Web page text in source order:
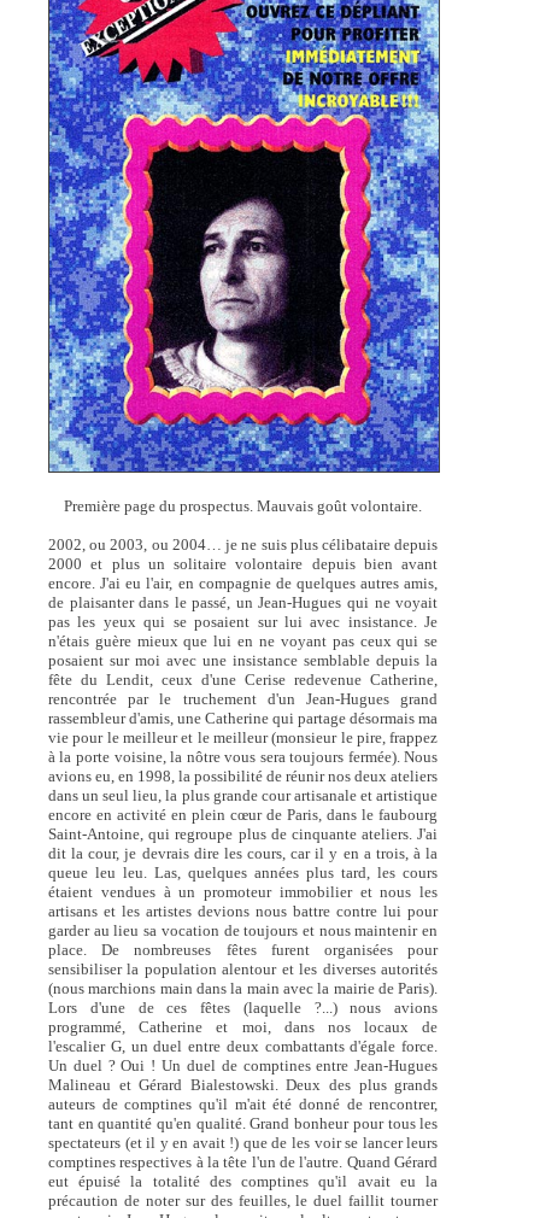
Première page du prospectus. Mauvais goût volontaire.
2002, ou 2003, ou 2004… je ne suis plus célibataire depuis
2000 et plus un solitaire volontaire depuis bien avant
encore. J'ai eu l'air, en compagnie de quelques autres amis,
de plaisanter dans le passé, un Jean-Hugues qui ne voyait
pas les yeux qui se posaient sur lui avec insistance. Je
n'étais guère mieux que lui en ne voyant pas ceux qui se
posaient sur moi avec une insistance semblable depuis la
fête du Lendit, ceux d'une Cerise redevenue Catherine,
rencontrée par le truchement d'un Jean-Hugues grand
rassembleur d'amis, une Catherine qui partage désormais ma
vie pour le meilleur et le meilleur (monsieur le pire, frappez
à la porte voisine, la nôtre vous sera toujours fermée). Nous
avions eu, en 1998, la possibilité de réunir nos deux ateliers
dans un seul lieu, la plus grande cour artisanale et artistique
encore en activité en plein cœur de Paris, dans le faubourg
Saint-Antoine, qui regroupe plus de cinquante ateliers. J'ai
dit la cour, je devrais dire les cours, car il y en a trois, à la
queue leu leu. Las, quelques années plus tard, les cours
étaient vendues à un promoteur immobilier et nous les
artisans et les artistes devions nous battre contre lui pour
garder au lieu sa vocation de toujours et nous maintenir en
place. De nombreuses fêtes furent organisées pour
sensibiliser la population alentour et les diverses autorités
(nous marchions main dans la main avec la mairie de Paris).
Lors d'une de ces fêtes (laquelle ?...) nous avions
programmé, Catherine et moi, dans nos locaux de
l'escalier G, un duel entre deux combattants d'égale force.
Un duel ? Oui ! Un duel de comptines entre Jean-Hugues
Malineau et Gérard Bialestowski. Deux des plus grands
auteurs de comptines qu'il m'ait été donné de rencontrer,
tant en quantité qu'en qualité. Grand bonheur pour tous les
spectateurs (et il y en avait !) que de les voir se lancer leurs
comptines respectives à la tête l'un de l'autre. Quand Gérard
eut épuisé la totalité des comptines qu'il avait eu la
précaution de noter sur des feuilles, le duel faillit tourner